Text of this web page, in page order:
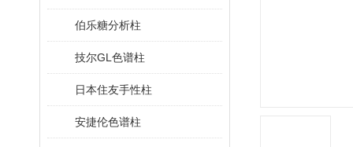
伯乐糖分析柱
技尔GL色谱柱
日本住友手性柱
安捷伦色谱柱